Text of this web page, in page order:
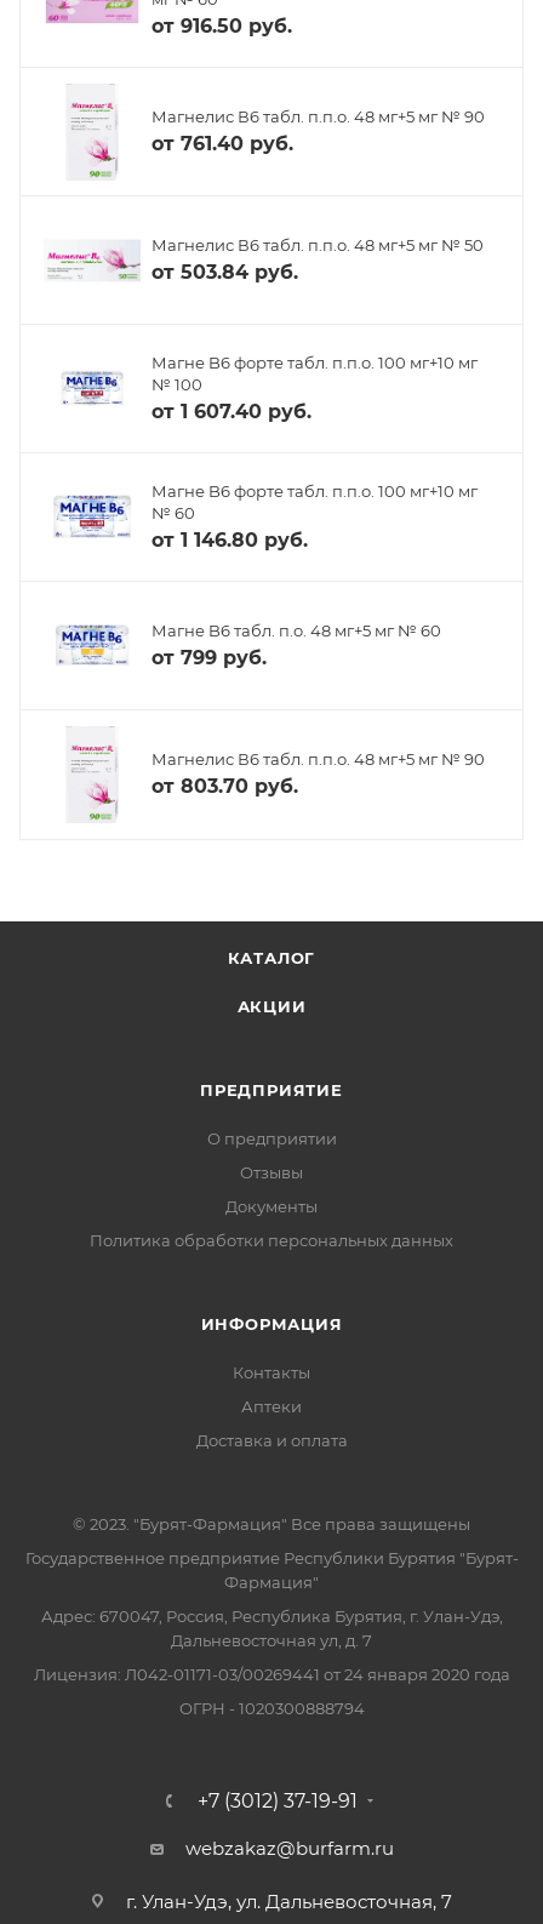
от 916.50 руб.
Магнелис В6 табл. п.п.о. 48 мг+5 мг № 90
от 761.40 руб.
Магнелис В6 табл. п.п.о. 48 мг+5 мг № 50
от 503.84 руб.
Магне B6 форте табл. п.п.о. 100 мг+10 мг
№ 100
от 1 607.40 руб.
Магне B6 форте табл. п.п.о. 100 мг+10 мг
№ 60
от 1 146.80 руб.
Магне B6 табл. п.о. 48 мг+5 мг № 60
от 799 руб.
Магнелис В6 табл. п.п.о. 48 мг+5 мг № 90
от 803.70 руб.
КАТАЛОГ
АКЦИИ
ПРЕДПРИЯТИЕ
О предприятии
Отзывы
Документы
Политика обработки персональных данных
ИНФОРМАЦИЯ
Контакты
Аптеки
Доставка и оплата
© 2023. "Бурят-Фармация" Все права защищены
Государственное предприятие Республики Бурятия "Бурят-
Фармация"
Адрес: 670047, Россия, Республика Бурятия, г. Улан-Удэ,
Дальневосточная ул, д. 7
Лицензия: Л042-01171-03/00269441 от 24 января 2020 года
ОГРН - 1020300888794
+7 (3012) 37-19-91
webzakaz@burfarm.ru
г. Улан-Удэ, ул. Дальневосточная, 7